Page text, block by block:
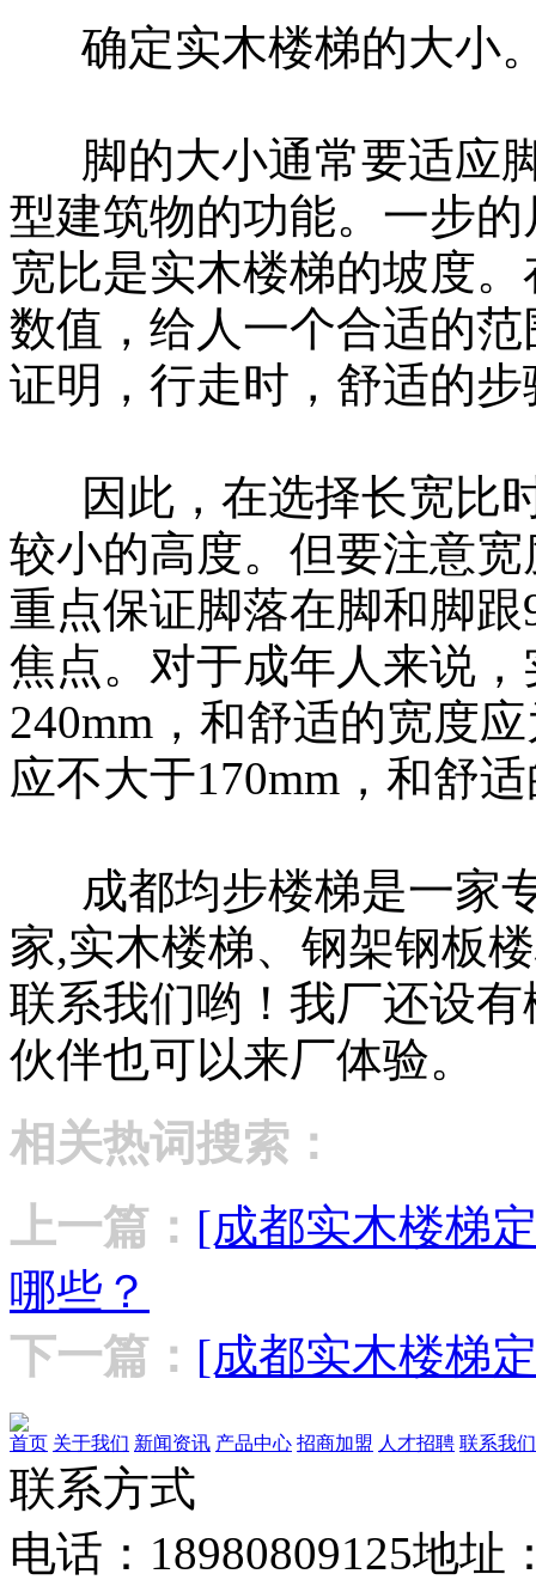
确定实木楼梯的大小
脚的大小通常要适应
型建筑物的功能。一步
宽比是实木楼梯的坡度
数值，给人一个合适的
证明，行走时，舒适的
因此，在选择长宽比
较小的高度。但要注意
重点保证脚落在脚和脚
焦点。对于成年人来说
240mm，和舒适的宽度
应不大于170mm，和舒
成都均步楼梯是一家
家,实木楼梯、钢架钢板
联系我们哟！我厂还设
伙伴也可以来厂体验。
相关热词搜索：
上一篇： [成都实木楼梯
哪些？
下一篇： [成都实木楼梯
首页 关于我们 新闻资讯 产品中心 招商加盟 人才招聘 联系我们
联系方式
电话：18980809125地址